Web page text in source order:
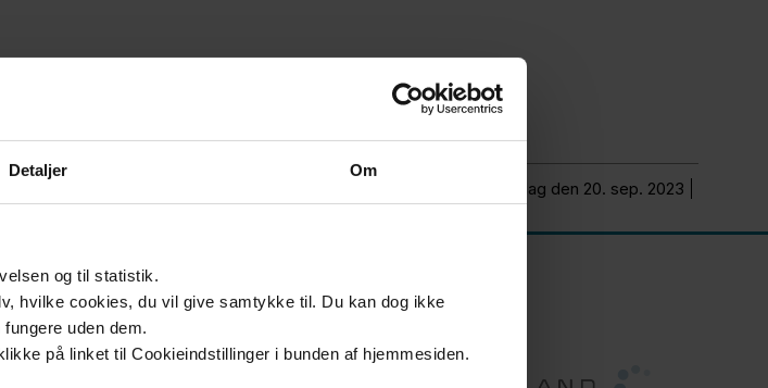
Detaljer Om
og til statistik.
hvilke cookies, du vil give samtykke til. Du kan dog ikke
uden dem.
på linket til Cookieindstillinger i bunden af hjemmesiden.
Opdateret onsdag den 20. sep. 2023